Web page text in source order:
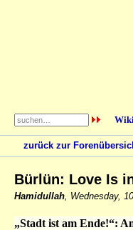
zurück zur
Bürlün: Love Is
Hamidullah Wednesday,
„Stadt ist am Ende!“: